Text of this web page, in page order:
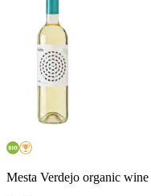
Mesta Verdejo organic wine